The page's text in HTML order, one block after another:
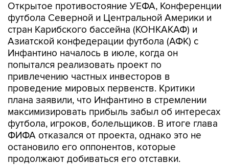
Открытое противостояние УЕФА, Конференции
футбола Северной и Центральной Америки и
стран Карибского бассейна (КОНКАКАФ) и
Азиатской конфедерации футбола (АФК) с
Инфантино началось в июле, когда он
попытался реализовать проект по
привлечению частных инвесторов в
проведение мировых первенств. Критики
плана заявили, что Инфантино в стремлении
максимизировать прибыль забыл об интересах
футбола, игроков, болельщиков. В итоге глава
ФИФА отказался от проекта, однако это не
остановило его оппонентов, которые
продолжают добиваться его отставки.